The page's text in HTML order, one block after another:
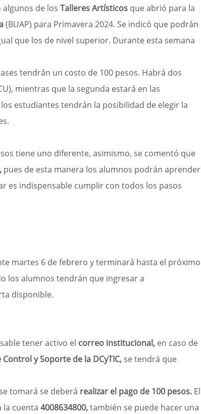
algunos de los Talleres Artísticos que abrió para la
(BUAP) para Primavera 2024. Se indicó que podrán
que los de nivel superior. Durante esta semana
tendrán un costo de 100 pesos. Habrá dos
mientras que la segunda estará en las
estudiantes tendrán la posibilidad de elegir la
tiene uno diferente, asimismo, se comentó que
pues de esta manera los alumnos podrán aprender
es indispensable cumplir con todos los pasos
martes 6 de febrero y terminará hasta el próximo
los alumnos tendrán que ingresar a
disponible.
tener activo el correo institucional, en caso de
y Soporte de la DCyTIC, se tendrá que
tomará se deberá realizar el pago de 100 pesos. El
la cuenta 4008634800, también se puede hacer una